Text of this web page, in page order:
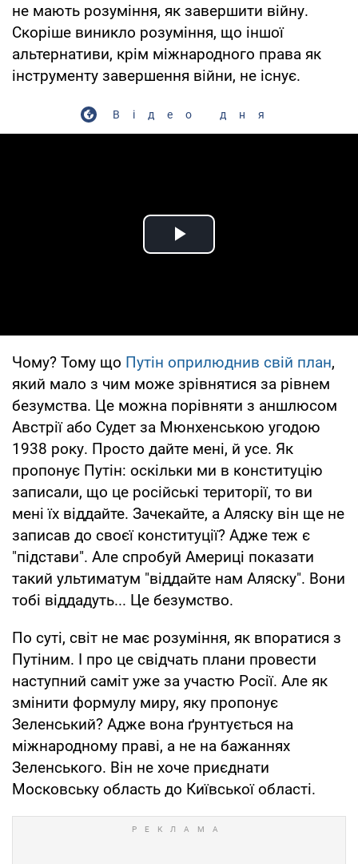
не мають розуміння, як завершити війну.
Скоріше виникло розуміння, що іншої
альтернативи, крім міжнародного права як
інструменту завершення війни, не існує.
Відео дня
Play Video
Чому? Тому що Путін оприлюднив свій план,
який мало з чим може зрівнятися за рівнем
безумства. Це можна порівняти з аншлюсом
Австрії або Судет за Мюнхенською угодою
1938 року. Просто дайте мені, й усе. Як
пропонує Путін: оскільки ми в конституцію
записали, що це російські території, то ви
мені їх віддайте. Зачекайте, а Аляску він ще не
записав до своєї конституції? Адже теж є
"підстави". Але спробуй Америці показати
такий ультиматум "віддайте нам Аляску". Вони
тобі віддадуть... Це безумство.
По суті, світ не має розуміння, як впоратися з
Путіним. І про це свідчать плани провести
наступний саміт уже за участю Росії. Але як
змінити формулу миру, яку пропонує
Зеленський? Адже вона ґрунтується на
міжнародному праві, а не на бажаннях
Зеленського. Він не хоче приєднати
Московську область до Київської області.